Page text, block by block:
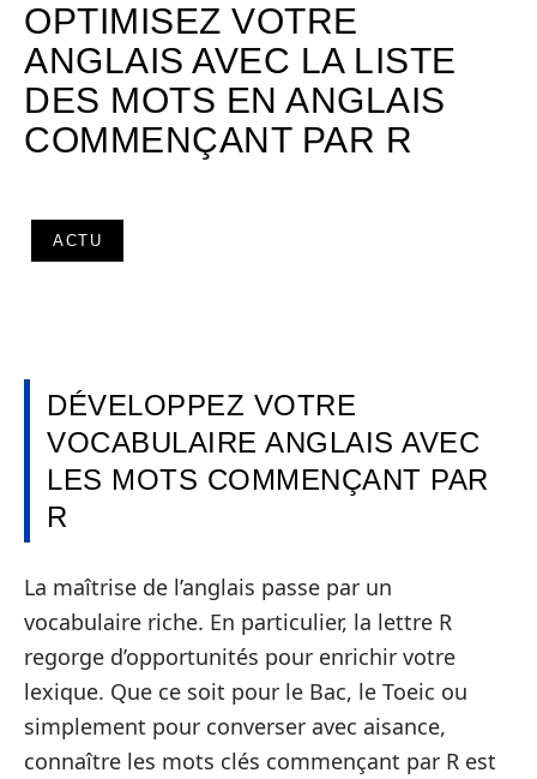
OPTIMISEZ VOTRE
ANGLAIS AVEC LA LISTE
DES MOTS EN ANGLAIS
COMMENÇANT PAR R
ACTU
DÉVELOPPEZ VOTRE
VOCABULAIRE ANGLAIS AVEC
LES MOTS COMMENÇANT PAR
R
La maîtrise de l’anglais passe par un
vocabulaire riche. En particulier, la lettre R
regorge d’opportunités pour enrichir votre
lexique. Que ce soit pour le Bac, le Toeic ou
simplement pour converser avec aisance,
connaître les mots clés commençant par R est